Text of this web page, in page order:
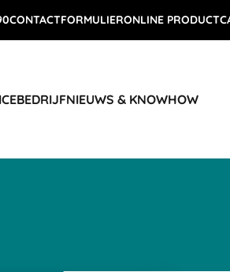
CONTACTFORMULIERONLINE
BEDRIJFNIEUWS & KNOWHOW